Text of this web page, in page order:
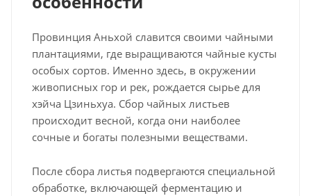
Провинция Аньхой славится своими чайными
плантациями, где выращиваются чайные кусты
особых сортов. Именно здесь, в окружении
живописных гор и рек, рождается сырье для
хэйча Цзиньхуа. Сбор чайных листьев
происходит весной, когда они наиболее
сочные и богаты полезными веществами.
После сбора листья подвергаются специальной
обработке, включающей ферментацию и